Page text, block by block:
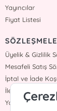
Yayıncılar
Fiyat Listesi
Üyelik & Gizlilik
Mesafeli Satış
İptal ve İade
İletişim
Yardım